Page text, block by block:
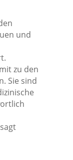
und
zu den
Sie sind